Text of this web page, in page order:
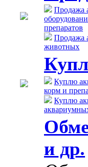
Продажа
препаратов
Продажа
животных
Куплю
корм и
Куплю
и др.